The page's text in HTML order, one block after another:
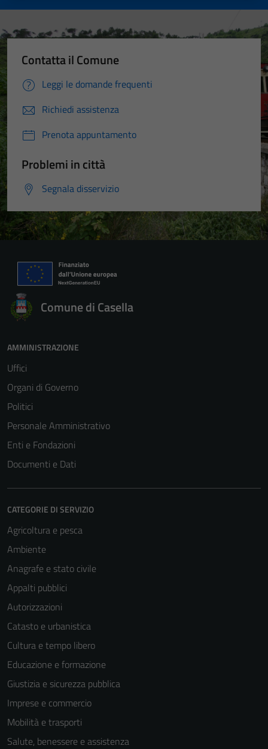
Contatta il Comune
Leggi le domande frequenti
Richiedi assistenza
Prenota appuntamento
Problemi in città
Segnala disservizio
Comune di Casella
AMMINISTRAZIONE
Uffici
Organi di Governo
Politici
Personale Amministrativo
Enti e Fondazioni
Documenti e Dati
CATEGORIE DI SERVIZIO
Agricoltura e pesca
Ambiente
Anagrafe e stato civile
Appalti pubblici
Autorizzazioni
Catasto e urbanistica
Cultura e tempo libero
Educazione e formazione
Giustizia e sicurezza pubblica
Imprese e commercio
Mobilità e trasporti
Salute, benessere e assistenza